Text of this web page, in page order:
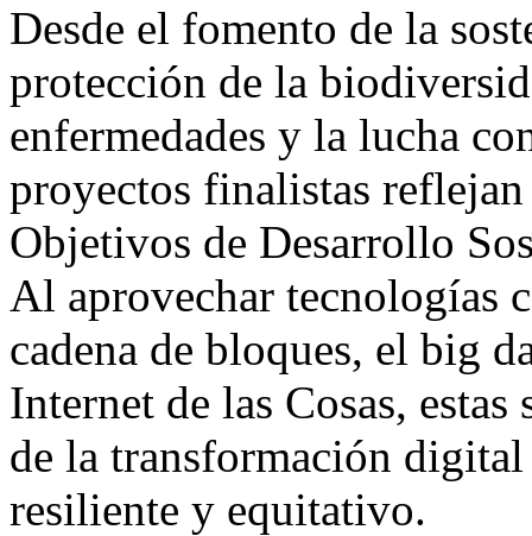
Desde el fomento de la
protección de la
enfermedades y la lucha
proyectos finalistas
Objetivos de Desarrollo
Al aprovechar tecnologías
cadena de bloques, el big
Internet de las Cosas,
de la transformación
resiliente y equitativo.